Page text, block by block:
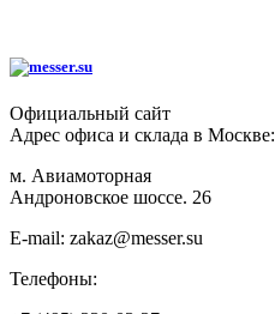
Официальный сайт
Адрес офиса и склада в Москве:
м. Авиамоторная
Андроновское шоссе. 26
E-mail: zakaz@messer.su
Телефоны: